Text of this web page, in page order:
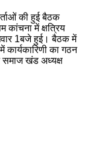
की हुई बैठक
कांचना में क्षत्रिय
1बजे हुई। बैठक में
का गठन
समाज खंड अध्यक्ष